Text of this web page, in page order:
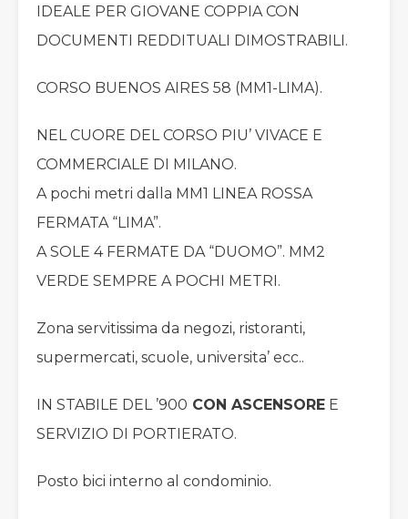
IDEALE PER GIOVANE COPPIA CON
DOCUMENTI REDDITUALI DIMOSTRABILI.
CORSO BUENOS AIRES 58 (MM1-LIMA).
NEL CUORE DEL CORSO PIU’ VIVACE E
COMMERCIALE DI MILANO.
A pochi metri dalla MM1 LINEA ROSSA
FERMATA “LIMA”.
A SOLE 4 FERMATE DA “DUOMO”. MM2
VERDE SEMPRE A POCHI METRI.
Zona servitissima da negozi, ristoranti,
supermercati, scuole, universita’ ecc..
IN STABILE DEL ’900 CON ASCENSORE E
SERVIZIO DI PORTIERATO.
Posto bici interno al condominio.